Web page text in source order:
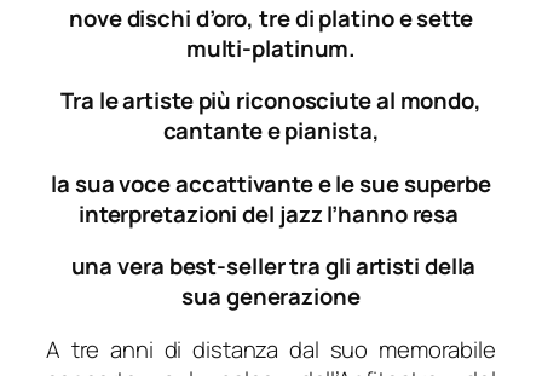
nove dischi d’oro, tre di platino e sette
multi-platinum.
Tra le artiste più riconosciute al mondo,
cantante e pianista,
la sua voce accattivante e le sue superbe
interpretazioni del jazz l’hannoresa
una vera best-seller tra gli artisti della
sua generazione
A tre anni di distanza dal suo memorabile